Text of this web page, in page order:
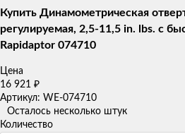
Купить Динамометрическая
регулируемая, 2,5-11,5 in. lbs. с
Rapidaptor 074710
Цена
16 921 ₽
Артикул: WE-074710
Осталось несколько штук
Количество